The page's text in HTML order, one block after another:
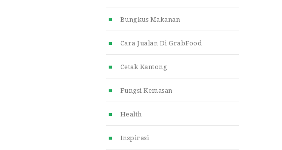
Bungkus Makanan
Cara Jualan Di GrabFood
Cetak Kantong
Fungsi Kemasan
Health
Inspirasi